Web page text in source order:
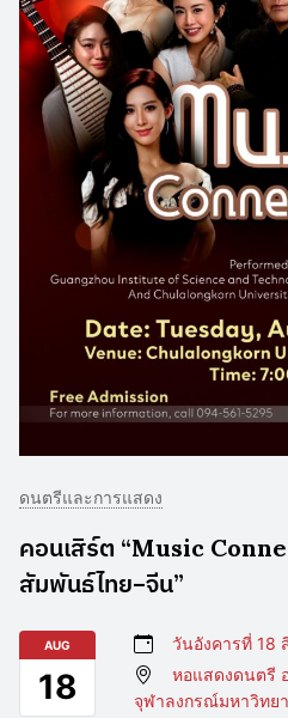
ดนตรีและการแสดง
คอนเสิร์ต “Music
สัมพันธ์ไทย–จีน”
AUG
18
วันอังคารที่ 18
หอแสดงดนตรี
จุฬาลงกรณ์มหาวิทย